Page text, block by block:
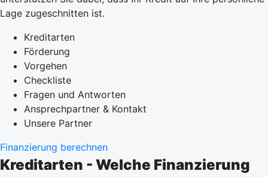
Lage zugeschnitten ist.
Kreditarten
Förderung
Vorgehen
Checkliste
Fragen und Antworten
Ansprechpartner & Kontakt
Unsere Partner
Finanzierung berechnen
Kreditarten - Welche Finanzierung